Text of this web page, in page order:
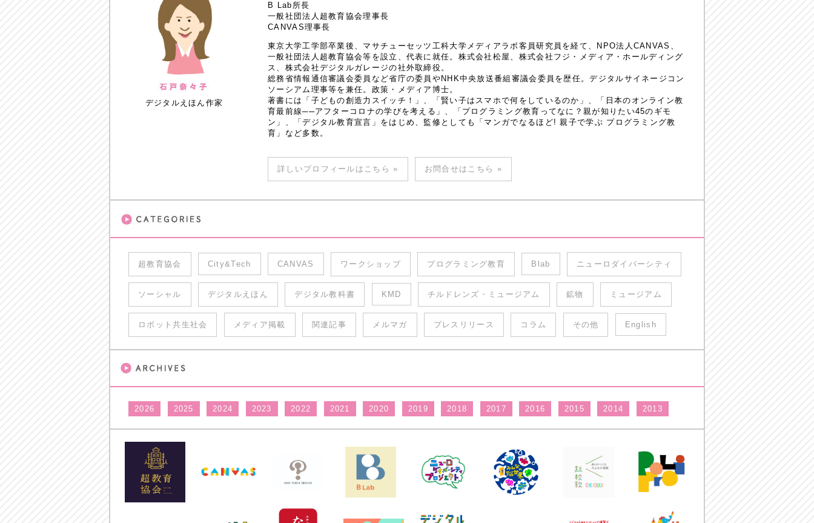
デジタルえほん作家
B Lab所長
一般社団法人超教育協会理事長
CANVAS理事長
東京大学工学部卒業後、マサチューセッツ工科大学メディアラボ客員研究員を経て、NPO法人CANVAS、
一般社団法人超教育協会等を設立、代表に就任。株式会社松屋、株式会社フジ・メディア・ホールディング
ス、株式会社デジタルガレージの社外取締役。
総務省情報通信審議会委員など省庁の委員やNHK中央放送番組審議会委員を歴任。デジタルサイネージコン
ソーシアム理事等を兼任。政策・メディア博士。
著書には「子どもの創造力スイッチ！」、「賢い子はスマホで何をしているのか」、「日本のオンライン教
育最前線──アフターコロナの学びを考える」、「プログラミング教育ってなに？親が知りたい45のギモ
ン」、「デジタル教育宣言」をはじめ、監修としても「マンガでなるほど! 親子で学ぶ プログラミング教
育」など多数。
詳しいプロフィールはこちら » お問合せはこちら »
超教育協会 City&Tech CANVAS ワークショップ プログラミング教育 Blab ニューロダイバーシティ
ソーシャル デジタルえほん デジタル教科書 KMD チルドレンズ・ミュージアム 鉱物 ミュージアム
ロボット共生社会 メディア掲載 関連記事 メルマガ プレスリリース コラム その他 English
2026 2025 2024 2023 2022 2021 2020 2019 2018 2017 2016 2015 2014 2013